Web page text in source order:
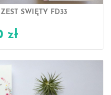
ŚWIĘTY FD33
zł